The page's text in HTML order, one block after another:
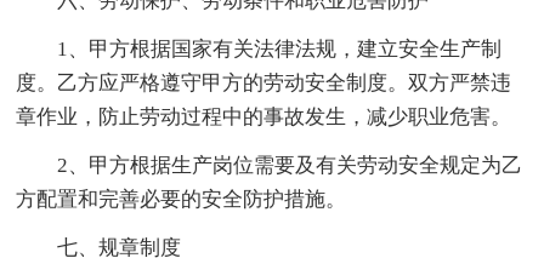
1、甲方根据国家有关法律法规，建立安全生产制
度。乙方应严格遵守甲方的劳动安全制度。双方严禁违
章作业，防止劳动过程中的事故发生，减少职业危害。
2、甲方根据生产岗位需要及有关劳动安全规定为乙
方配置和完善必要的安全防护措施。
七、规章制度